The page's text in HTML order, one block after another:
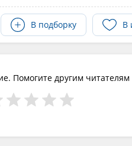
В подборку В
Помогите другим